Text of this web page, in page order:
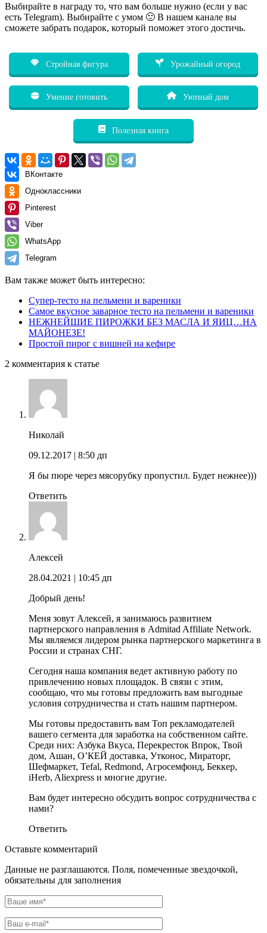
Выбирайте в награду то, что вам больше нужно (если у вас
есть Telegram). Выбирайте с умом 🙂 В нашем канале вы
сможете забрать подарок, который поможет этого достичь.
Стройная фигура Урожайный огород
Умение готовить Уютный дом
Полезная книга
ВКонтакте
Одноклассники
Pinterest
Viber
WhatsApp
Telegram
Вам также может быть интересно:
Cупер-тесто на пельмени и вареники
Самое вкусное заварное тесто на пельмени и вареники
НЕЖНЕЙШИЕ ПИРОЖКИ БЕЗ МАСЛА И ЯИЦ…НА
МАЙОНЕЗЕ!
Простой пирог с вишней на кефире
2 комментария к статье
Николай
09.12.2017 | 8:50 дп
Я бы пюре через мясорубку пропустил. Будет нежнее)))
Ответить
Алексей
28.04.2021 | 10:45 дп
Добрый день!
Меня зовут Алексей, я занимаюсь развитием
партнерского направления в Admitad Affiliate Network.
Мы являемся лидером рынка партнерского маркетинга в
России и странах СНГ.
Сегодня наша компания ведет активную работу по
привлечению новых площадок. В связи с этим,
сообщаю, что мы готовы предложить вам выгодные
условия сотрудничества и стать нашим партнером.
Мы готовы предоставить вам Топ рекламодателей
вашего сегмента для заработка на собственном сайте.
Среди них: Азбука Вкуса, Перекресток Впрок, Твой
дом, Ашан, О’КЕЙ доставка, Утконос, Мираторг,
Шефмаркет, Tefal, Redmond, Агросемфонд, Беккер,
iHerb, Aliexpress и многие другие.
Вам будет интересно обсудить вопрос сотрудничества с
нами?
Ответить
Оставьте комментарий
Данные не разглашаются. Поля, помеченные звездочкой,
обязательны для заполнения